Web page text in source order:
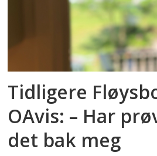
Tidligere
OAvis: – Har
det bak meg